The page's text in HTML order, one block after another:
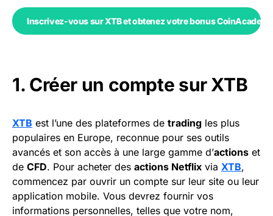
Inscrivez-vous sur XTB et obtenez votre bonus
1. Créer un compte sur XTB
XTB est l’une des plateformes de trading les plus
populaires en Europe, reconnue pour ses outils
avancés et son accès à une large gamme d’actions et
de CFD. Pour acheter des actions Netflix via XTB,
commencez par ouvrir un compte sur leur site ou leur
application mobile. Vous devrez fournir vos
informations personnelles, telles que votre nom,